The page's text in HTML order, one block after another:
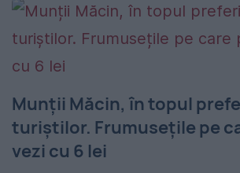
Munții Măcin, în topul
turiștilor. Frumusețile pe
vezi cu 6 lei